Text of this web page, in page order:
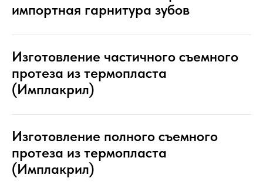
импортная гарнитура зубов
Изготовление частичного съемного
протеза из термопласта
(Имплакрил)
Изготовление полного съемного
протеза из термопласта
(Имплакрил)